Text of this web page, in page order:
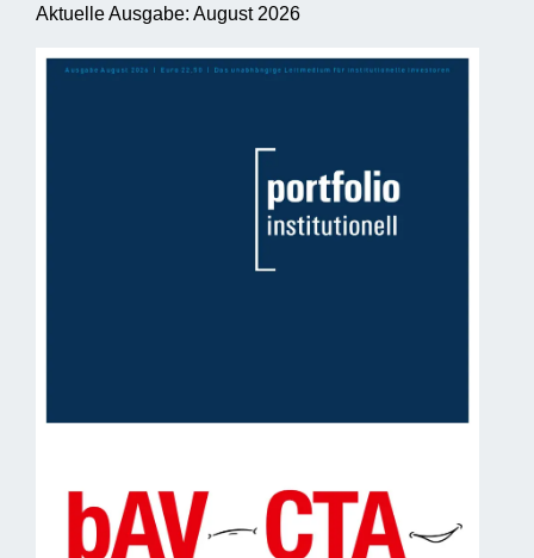
Aktuelle Ausgabe: August 2026